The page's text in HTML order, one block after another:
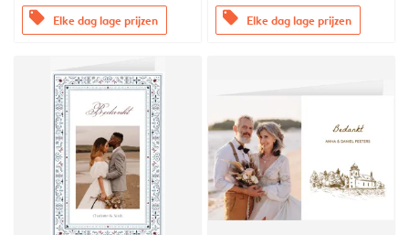
offers Elke dag lage prijzen offers Elke dag lage prijzen